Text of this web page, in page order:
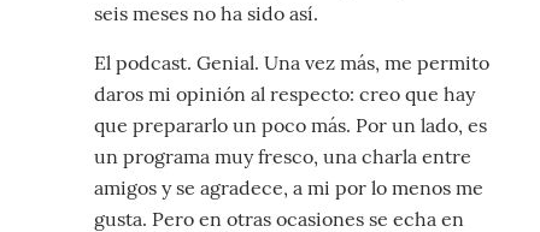
seis meses no ha sido así.
El podcast. Genial. Una vez más, me permito
daros mi opinión al respecto: creo que hay
que prepararlo un poco más. Por un lado, es
un programa muy fresco, una charla entre
amigos y se agradece, a mi por lo menos me
gusta. Pero en otras ocasiones se echa en